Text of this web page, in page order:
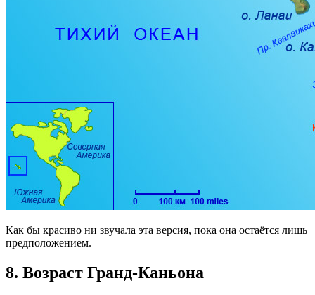
Как бы красиво ни звучала эта версия, пока она остаётся лишь
предположением.
8. Возраст Гранд-Каньона